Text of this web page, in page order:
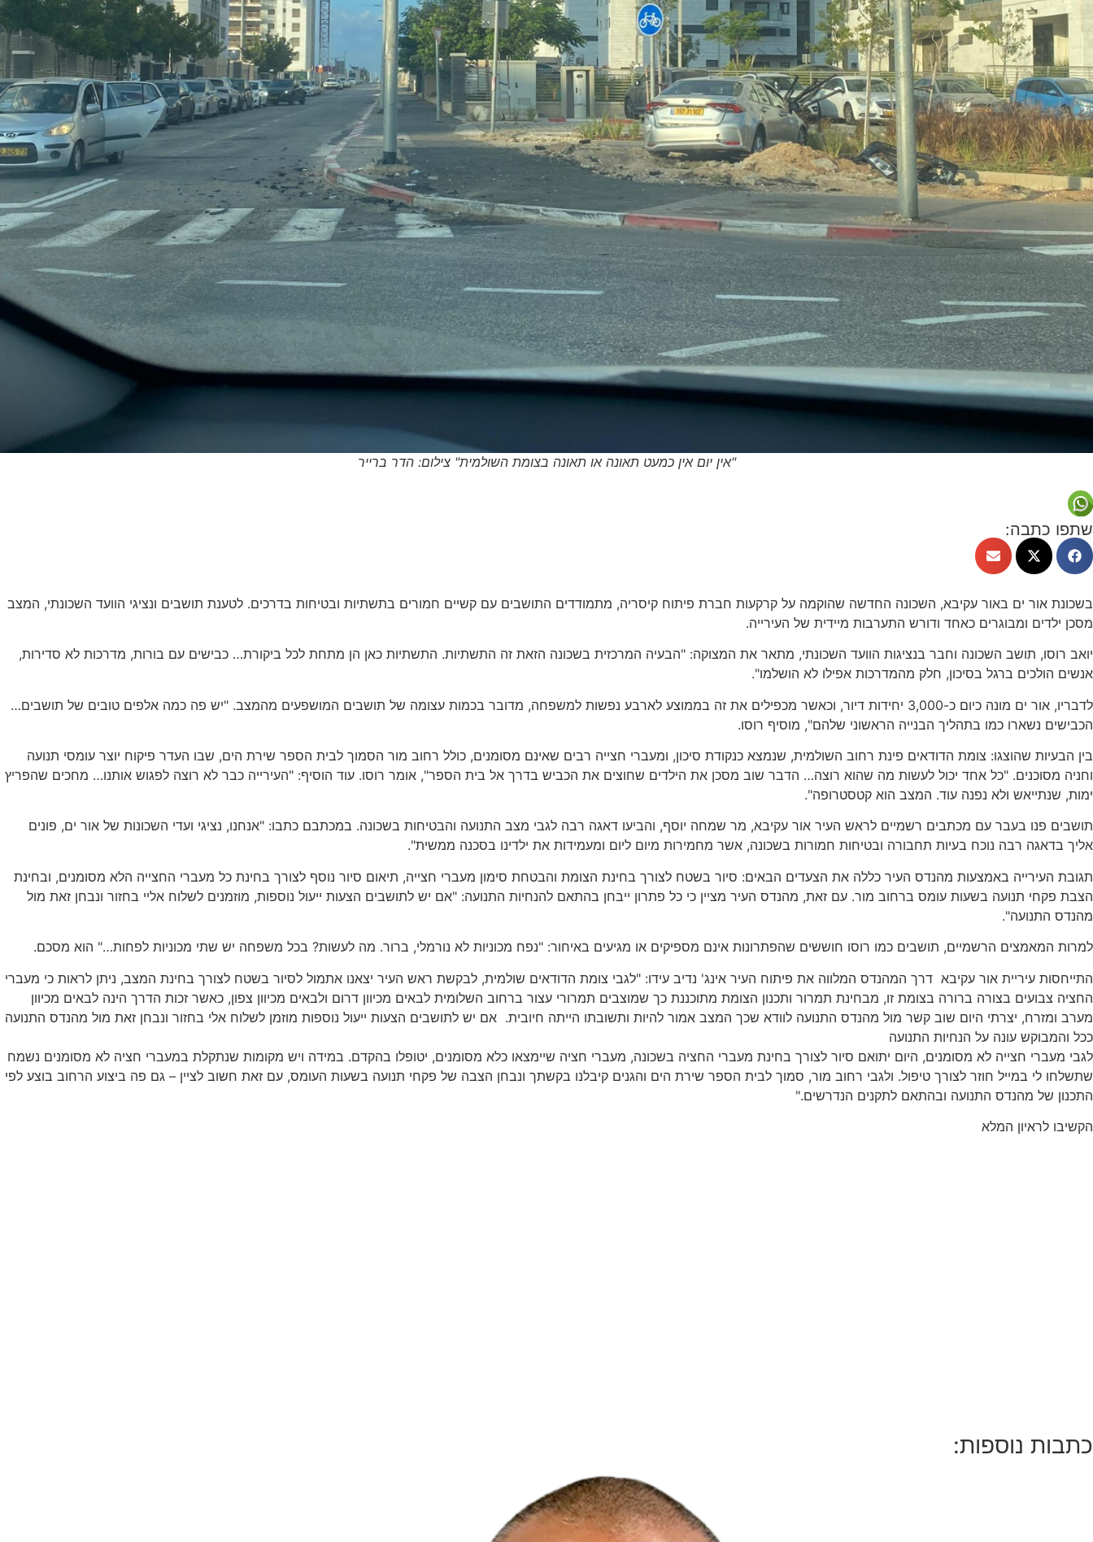
"אין יום אין כמעט תאונה או תאונה בצומת השולמית" צילום: הדר ברייר
שתפו כתבה:
בשכונת אור ים באור עקיבא, השכונה החדשה שהוקמה על קרקעות חברת פיתוח קיסריה, מתמודדים התושבים עם קשיים חמורים בתשתיות ובטיחות בדרכים. לטענת תושבים ונציגי הוועד השכונתי, המצב
מסכן ילדים ומבוגרים כאחד ודורש התערבות מיידית של העירייה.
יואב רוסו, תושב השכונה וחבר בנציגות הוועד השכונתי, מתאר את המצוקה: "הבעיה המרכזית בשכונה הזאת זה התשתיות. התשתיות כאן הן מתחת לכל ביקורת… כבישים עם בורות, מדרכות לא סדירות,
אנשים הולכים ברגל בסיכון, חלק מהמדרכות אפילו לא הושלמו".
לדבריו, אור ים מונה כיום כ-3,000 יחידות דיור, וכאשר מכפילים את זה בממוצע לארבע נפשות למשפחה, מדובר בכמות עצומה של תושבים המושפעים מהמצב. "יש פה כמה אלפים טובים של תושבים…
הכבישים נשארו כמו בתהליך הבנייה הראשוני שלהם", מוסיף רוסו.
בין הבעיות שהוצגו: צומת הדודאים פינת רחוב השולמית, שנמצא כנקודת סיכון, ומעברי חצייה רבים שאינם מסומנים, כולל רחוב מור הסמוך לבית הספר שירת הים, שבו העדר פיקוח יוצר עומסי תנועה
וחניה מסוכנים. "כל אחד יכול לעשות מה שהוא רוצה… הדבר שוב מסכן את הילדים שחוצים את הכביש בדרך אל בית הספר", אומר רוסו. עוד הוסיף: "העירייה כבר לא רוצה לפגוש אותנו… מחכים שהפריץ
ימות, שנתייאש ולא נפנה עוד. המצב הוא קטסטרופה".
תושבים פנו בעבר עם מכתבים רשמיים לראש העיר אור עקיבא, מר שמחה יוסף, והביעו דאגה רבה לגבי מצב התנועה והבטיחות בשכונה. במכתבם כתבו: "אנחנו, נציגי ועדי השכונות של אור ים, פונים
אליך בדאגה רבה נוכח בעיות תחבורה ובטיחות חמורות בשכונה, אשר מחמירות מיום ליום ומעמידות את ילדינו בסכנה ממשית".
תגובת העירייה באמצעות מהנדס העיר כללה את הצעדים הבאים: סיור בשטח לצורך בחינת הצומת והבטחת סימון מעברי חצייה, תיאום סיור נוסף לצורך בחינת כל מעברי החצייה הלא מסומנים, ובחינת
הצבת פקחי תנועה בשעות עומס ברחוב מור. עם זאת, מהנדס העיר מציין כי כל פתרון ייבחן בהתאם להנחיות התנועה: "אם יש לתושבים הצעות ייעול נוספות, מוזמנים לשלוח אליי בחזור ונבחן זאת מול
מהנדס התנועה".
למרות המאמצים הרשמיים, תושבים כמו רוסו חוששים שהפתרונות אינם מספיקים או מגיעים באיחור: "נפח מכוניות לא נורמלי, ברור. מה לעשות? בכל משפחה יש שתי מכוניות לפחות…" הוא מסכם.
התייחסות עיריית אור עקיבא דרך המהנדס המלווה את פיתוח העיר אינג' נדיב עידו: "לגבי צומת הדודאים שולמית, לבקשת ראש העיר יצאנו אתמול לסיור בשטח לצורך בחינת המצב, ניתן לראות כי מעברי
החציה צבועים בצורה ברורה בצומת זו, מבחינת תמרור ותכנון הצומת מתוכננת כך שמוצבים תמרורי עצור ברחוב השלומית לבאים מכיוון דרום ולבאים מכיוון צפון, כאשר זכות הדרך הינה לבאים מכיוון
מערב ומזרח, יצרתי היום שוב קשר מול מהנדס התנועה לוודא שכך המצב אמור להיות ותשובתו הייתה חיובית. אם יש לתושבים הצעות ייעול נוספות מוזמן לשלוח אלי בחזור ונבחן זאת מול מהנדס התנועה
ככל והמבוקש עונה על הנחיות התנועה
לגבי מעברי חצייה לא מסומנים, היום יתואם סיור לצורך בחינת מעברי החציה בשכונה, מעברי חציה שיימצאו כלא מסומנים, יטופלו בהקדם. במידה ויש מקומות שנתקלת במעברי חציה לא מסומנים נשמח
שתשלחו לי במייל חוזר לצורך טיפול. ולגבי רחוב מור, סמוך לבית הספר שירת הים והגנים קיבלנו בקשתך ונבחן הצבה של פקחי תנועה בשעות העומס, עם זאת חשוב לציין – גם פה ביצוע הרחוב בוצע לפי
התכנון של מהנדס התנועה ובהתאם לתקנים הנדרשים."
הקשיבו לראיון המלא
כתבות נוספות: